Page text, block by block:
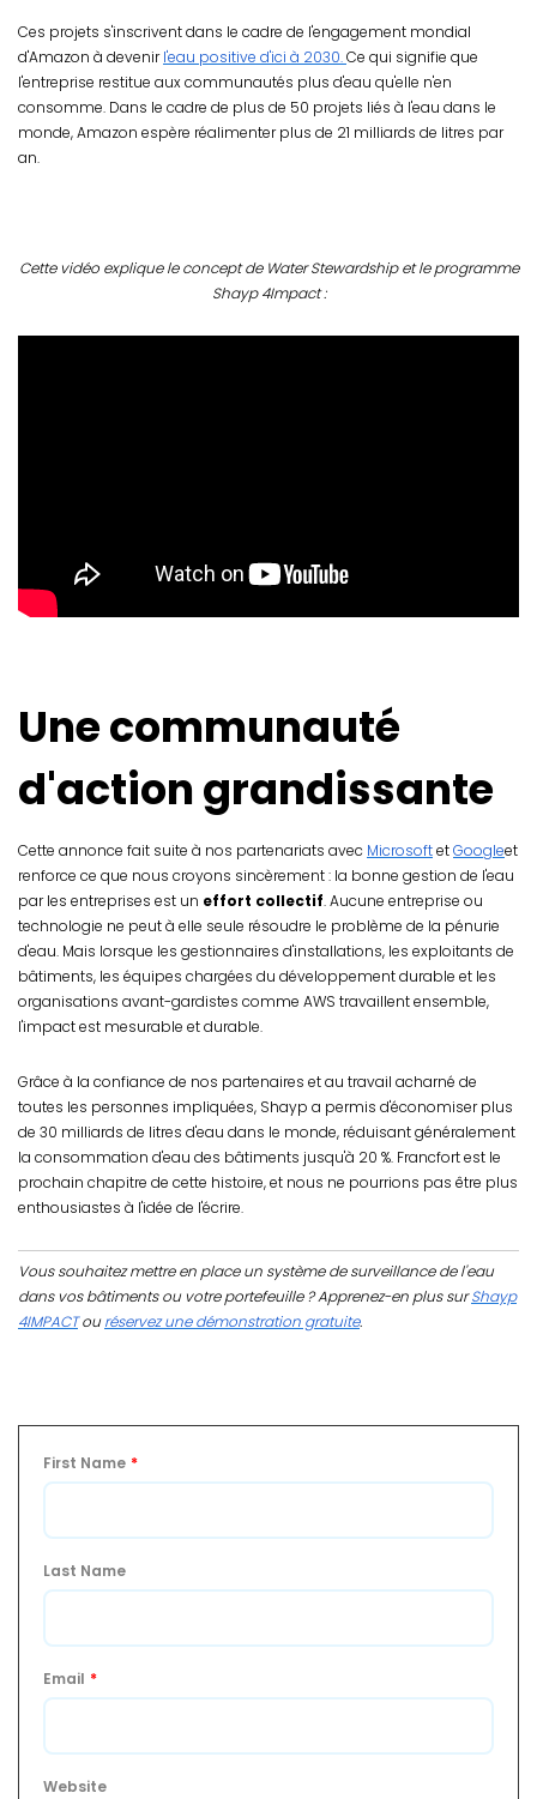
Ces projets s'inscrivent dans le cadre de l'engagement mondial
d'Amazon à devenirl'eau positive d'ici à 2030.Ce qui signifie que
l'entreprise restitue aux communautés plus d'eau qu'elle n'en
consomme. Dans le cadre de plus de 50 projets liés à l'eau dans le
monde, Amazon espère réalimenter plus de 21 milliards de litres par
an.
Cette vidéo explique le concept de Water Stewardship et le programme
Shayp 4Impact :
Une communauté
d'action grandissante
Cette annonce fait suite à nos partenariats avec MicrosoftetGoogleet
renforce ce que nous croyons sincèrement : la bonne gestion de l'eau
par les entreprises est un effort collectif. Aucune entreprise ou
technologie ne peut à elle seule résoudre le problème de la pénurie
d'eau. Mais lorsque les gestionnaires d'installations, les exploitants de
bâtiments, les équipes chargées du développement durable et les
organisations avant-gardistes comme AWS travaillent ensemble,
l'impact est mesurable et durable.
Grâce à la confiance de nos partenaires et au travail acharné de
toutes les personnes impliquées, Shayp a permis d'économiser plus
de 30 milliards de litres d'eau dans le monde, réduisant généralement
la consommation d'eau des bâtiments jusqu'à 20 %. Francfort est le
prochain chapitre de cette histoire, et nous ne pourrions pas être plus
enthousiastes à l'idée de l'écrire.
Vous souhaitez mettre en place un système de surveillance de l'eau
dans vos bâtiments ou votre portefeuille ? Apprenez-en plus sur Shayp
4IMPACTou réservez une démonstration gratuite.
First Name *
Last Name
Email *
Website